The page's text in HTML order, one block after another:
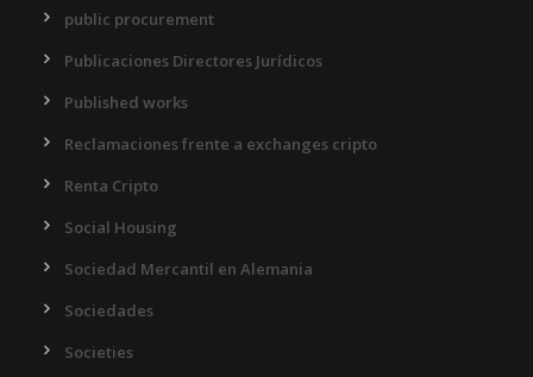
public procurement
Publicaciones Directores Jurídicos
Published works
Reclamaciones frente a exchanges cripto
Renta Cripto
Social Housing
Sociedad Mercantil en Alemania
Sociedades
Societies